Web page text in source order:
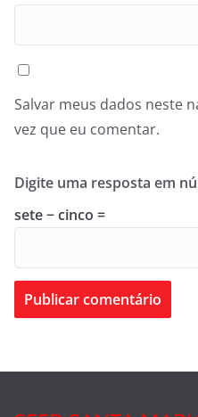
Salvar meus dados neste
vez que eu comentar.
Digite uma resposta em
sete − cinco =